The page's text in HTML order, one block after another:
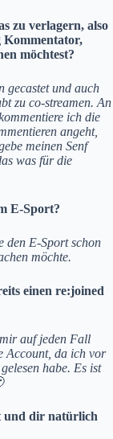
zu verlagern, also
Kommentator,
möchtest?
gecastet und auch
zu co-streamen. An
ich die
angeht,
meinen Senf
was für die
E-Sport?
den E-Sport schon
möchte.
einen re:joined
auf jeden Fall
Account, da ich vor
habe. Es ist
und dir natürlich